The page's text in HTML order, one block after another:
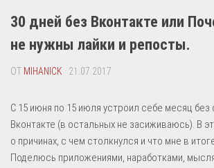
30 дней без Вконтакте или
не нужны лайки и репосты.
ОТ MIHANICK · 21.07.2017
С 15 июня по 15 июля устроил себе месяц без
Вконтакте (в остальных не засиживаюсь). В
о причинах, с чем столкнулся и что мне в
Поделюсь приложениями, наработками,